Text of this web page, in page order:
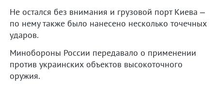
Не остался без внимания и грузовой порт Киева –
по нему также было нанесено несколько точечных
ударов.
Минобороны России передавало о применении
против украинских объектов высокоточного
оружия.